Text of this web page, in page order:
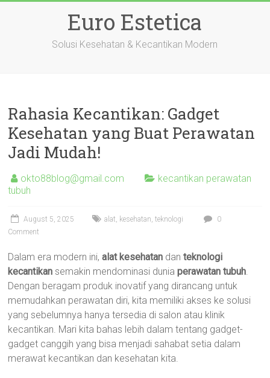
Euro Estetica
Solusi Kesehatan & Kecantikan Modern
Rahasia Kecantikan: Gadget
Kesehatan yang Buat Perawatan
Jadi Mudah!
okto88blog@gmail.com
kecantikan perawatan
tubuh
August 5, 2025 alat, kesehatan,teknologi
0
Comment
Dalam era modern ini,alat kesehatan danteknologi
kecantikan semakin mendominasi duniaperawatan tubuh.
Dengan beragam produk inovatif yang dirancang untuk
memudahkan perawatan diri, kita memiliki akses ke solusi
yang sebelumnya hanya tersedia di salon atau klinik
kecantikan. Mari kita bahas lebih dalam tentang gadget-
gadget canggih yang bisa menjadi sahabat setia dalam
merawat kecantikan dan kesehatan kita.